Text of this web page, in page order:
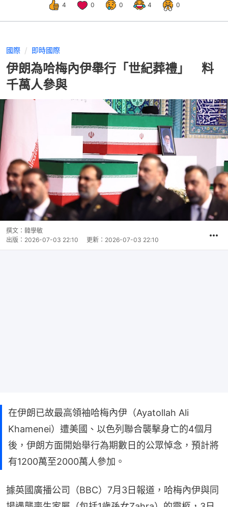
4 0 0 4 0
國際 即時國際
伊朗為哈梅內伊舉行「世紀葬禮」 料
千萬人參與
撰文： 韓學敏
出版： 2026-07-03 22:10 更新： 2026-07-03 22:10
在伊朗已故最高領袖哈梅內伊（Ayatollah Ali
Khamenei）遭美國、以色列聯合襲擊身亡的4個月
後，伊朗方面開始舉行為期數日的公眾悼念，預計將
有1200萬至2000萬人參加。
據英國廣播公司（BBC）7月3日報道，哈梅內伊與同